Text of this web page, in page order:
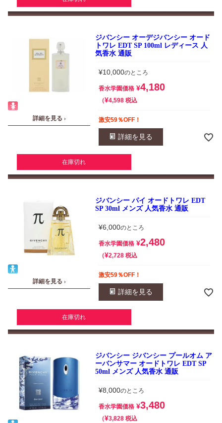
詳細を見る ›
ジバンシー オーデジバンシー オード
トワレ EDT SP 100ml レディース 人
気香水 通販
¥10,000のところ
香水学園価格 ¥4,180
¥4,598 税込
激安59％OFF！
詳細を見る
在庫切れ
詳細を見る ›
ジバンシー パイ オードトワレ EDT
SP 30ml メンズ 人気香水 通販
¥6,000のところ
香水学園価格 ¥2,480
¥2,728 税込
激安59％OFF！
詳細を見る
在庫切れ
ジバンシー ジバンシー プールオム ア
ーバンサマー オードトワレ EDT SP
50ml メンズ 人気香水 通販
¥8,000のところ
香水学園価格 ¥3,480
¥3,828 税込